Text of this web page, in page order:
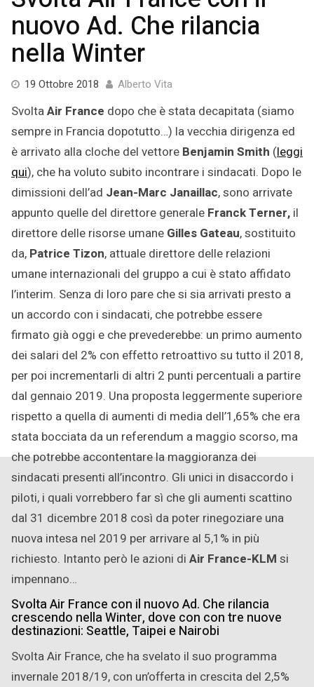
nuovo Ad. Che rilancia
nella Winter
19 Ottobre 2018 19
2018
Alberto Vita
SvoltaAir France dopo che è stata decapitata (siamo
sempre in Francia dopotutto…) la vecchia dirigenza ed
è arrivato alla cloche del vettore Benjamin Smith (leggi
qui), che ha voluto subito incontrare i sindacati. Dopo le
dimissioni dell’ad Jean-Marc Janaillac, sono arrivate
appunto quelle del direttore generale Franck Terner, il
direttore delle risorse umane Gilles Gateau, sostituito
da, Patrice Tizon, attuale direttore delle relazioni
umane internazionali del gruppo a cui è stato affidato
l’interim. Senza di loro pare che si sia arrivati presto a
un accordo con i sindacati, che potrebbe essere
firmato già oggi e che prevederebbe: un primo aumento
dei salari del 2% con effetto retroattivo su tutto il 2018,
per poi incrementarli di altri 2 punti percentuali a partire
dal gennaio 2019. Una proposta leggermente superiore
rispetto a quella di aumenti di media dell’1,65% che era
stata bocciata da un referendum a maggio scorso, ma
che potrebbe accontentare la maggioranza dei
sindacati presenti all’incontro. Gli unici in disaccordo i
piloti, i quali vorrebbero far sì che gli aumenti scattino
dal 31 dicembre 2018 così da poter rinegoziare una
nuova intesa nel 2019 per arrivare al 5,1% in più
richiesto. Intanto però le azioni di Air France-KLM si
impennano…
Svolta Air France con il nuovo Ad. Che rilancia
crescendo nella Winter, dove con con tre nuove
destinazioni: Seattle, Taipei e Nairobi
Svolta Air France, che ha svelato il suo programma
invernale 2018/19, con un’offerta in crescita del 2,5%